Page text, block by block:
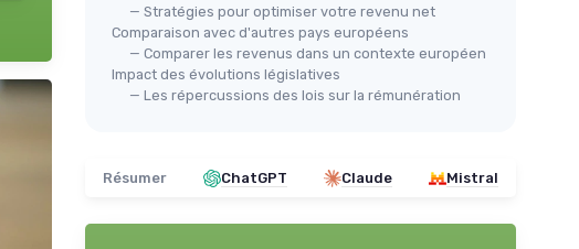
— Stratégies pour optimiser votre revenu net
Comparaison avec d'autres pays européens
— Comparer les revenus dans un contexte européen
Impact des évolutions législatives
— Les répercussions des lois sur la rémunération
Résumer ChatGPT Claude Mistral